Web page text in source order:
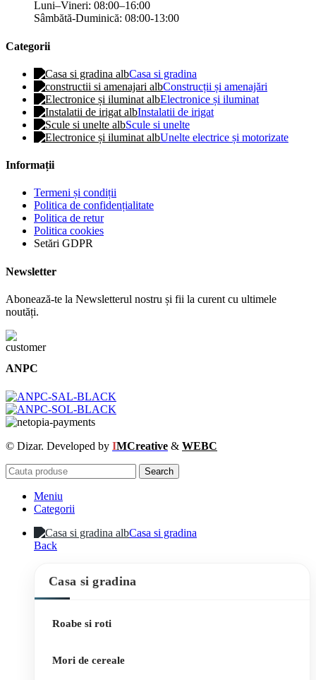
Luni–Vineri: 08:00–16:00
Sâmbătă-Duminică: 08:00-13:00
Categorii
Casa si gradina
Construcții și amenajări
Electronice și iluminat
Instalatii de irigat
Scule si unelte
Unelte electrice și motorizate
Informații
Termeni și condiții
Politica de confidențialitate
Politica de retur
Politica cookies
Setări GDPR
Newsletter
Abonează-te la Newsletterul nostru și fii la curent cu ultimele
noutăți.
ANPC
© Dizar. Developed by IMCreative & WEBC
Search
Meniu
Categorii
Casa si gradina
Back
Casa si gradina
Roabe si roti
Mori de cereale